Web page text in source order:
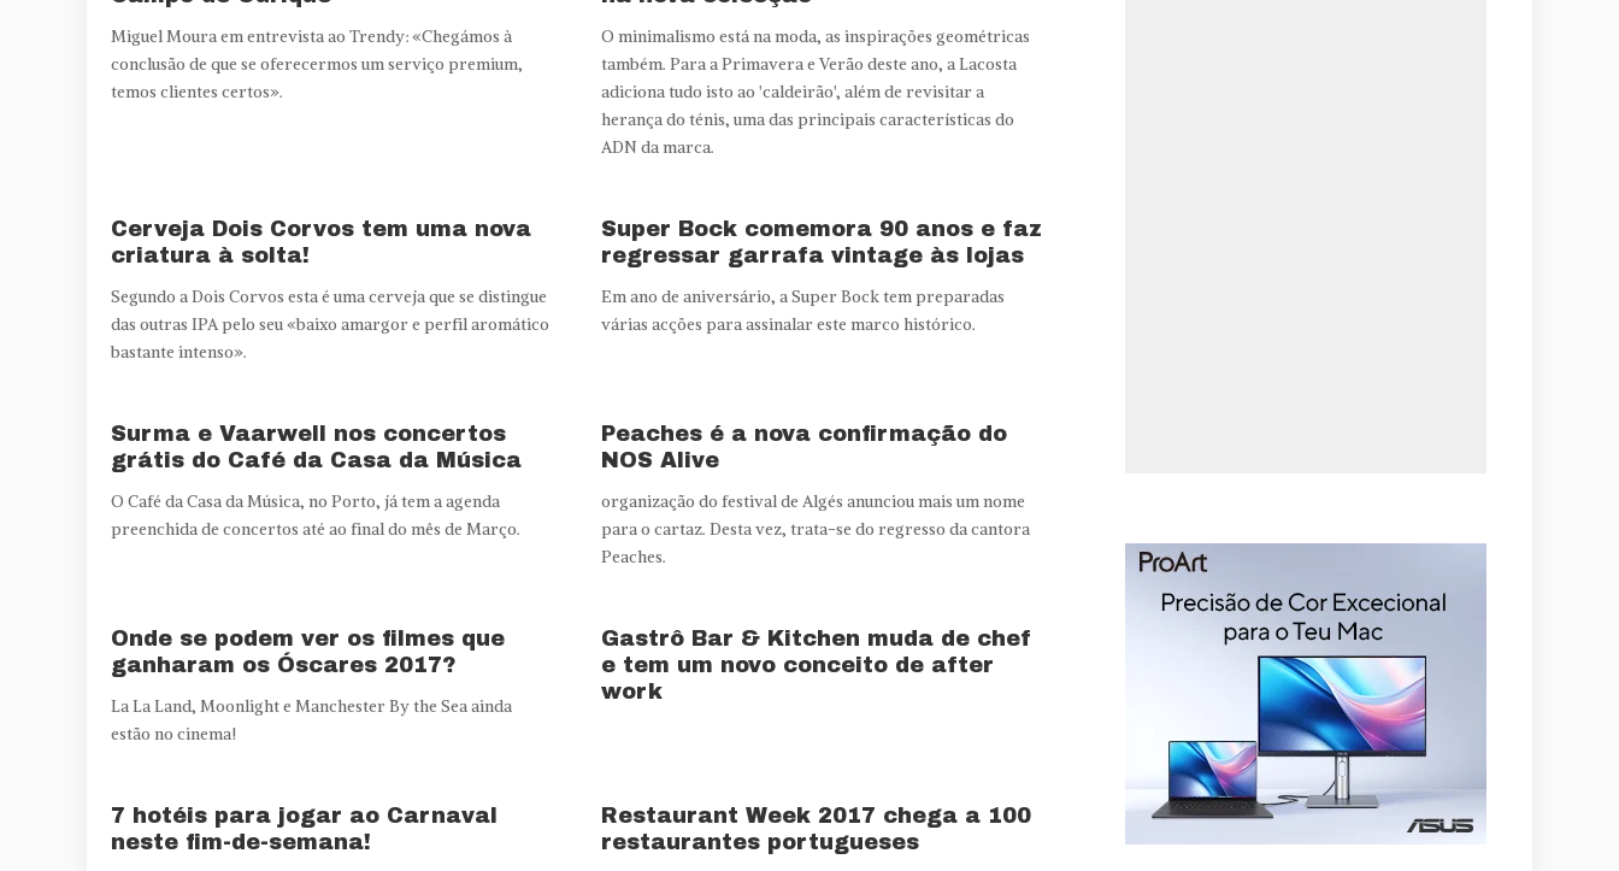
Miguel Moura em entrevista ao Trendy: «Chegámos à
conclusão de que se oferecermos um serviço premium,
temos clientes certos».
O minimalismo está na moda, as inspirações geométricas
também. Para a Primavera e Verão deste ano, a Lacosta
adiciona tudo isto ao 'caldeirão', além de revisitar a
herança do ténis, uma das principais características do
ADN da marca.
Cerveja Dois Corvos tem uma nova
criatura à solta!
Segundo a Dois Corvos esta é uma cerveja que se distingue
das outras IPA pelo seu «baixo amargor e perfil aromático
bastante intenso».
Super Bock comemora 90 anos e faz
regressar garrafa vintage às lojas
Em ano de aniversário, a Super Bock tem preparadas
várias acções para assinalar este marco histórico.
Surma e Vaarwell nos concertos
grátis do Café da Casa da Música
O Café da Casa da Música, no Porto, já tem a agenda
preenchida de concertos até ao final do mês de Março.
Peaches é a nova confirmação do
NOS Alive
organização do festival de Algés anunciou mais um nome
para o cartaz. Desta vez, trata-se do regresso da cantora
Peaches.
Onde se podem ver os filmes que
ganharam os Óscares 2017?
La La Land, Moonlight e Manchester By the Sea ainda
estão no cinema!
Gastrô Bar & Kitchen muda de chef
e tem um novo conceito de after
work
7 hotéis para jogar ao Carnaval
neste fim-de-semana!
Restaurant Week 2017 chega a 100
restaurantes portugueses